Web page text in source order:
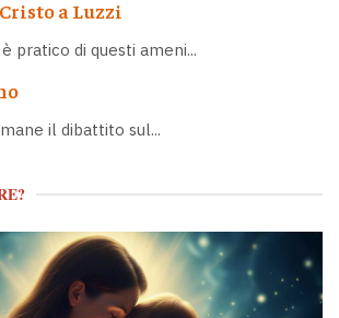
a Luzzi
pratico di questi ameni...
il dibattito sul...